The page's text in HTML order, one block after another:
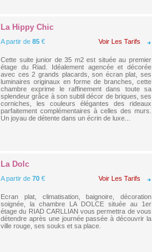
La Hippy Chic
A partir de 85 € Voir Les Tarifs
Cette suite junior de 35 m2 est située au premier
étage du Riad. Idéalement agencée et décorée
avec ces 2 grands placards, son écran plat, ses
luminaires originaux en forme de branches, cette
chambre exprime le raffinement dans toute sa
splendeur grâce à son subtil décor de briques, ses
corniches, les couleurs élégantes des rideaux
parfaitement complémentaires à celles des murs.
Un joyau de détente dans un écrin de luxe...
La Dolc
A partir de 70 € Voir Les Tarifs
Ecran plat, climatisation, baignoire, décoration
soignée, la chambre LA DOLCE située au 1er
étage du RIAD CARLLIAN vous permettra de vous
détendre après une journée passée à découvrir la
ville rouge, ses souks et sa place.